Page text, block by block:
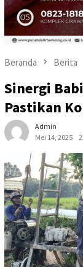
Beranda Berita
Sinergi
Pastikan
Admin
Mei 14, 2025